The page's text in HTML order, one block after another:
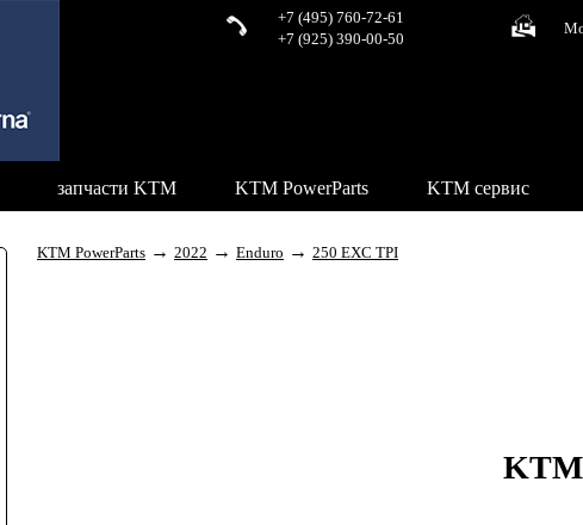
+7 (495) 760-72-61
+7 (925) 390-00-50
запчасти KTM KTM PowerParts KTM сервис
KTM PowerParts → 2022 → Enduro → 250 EXC TPI
KTM